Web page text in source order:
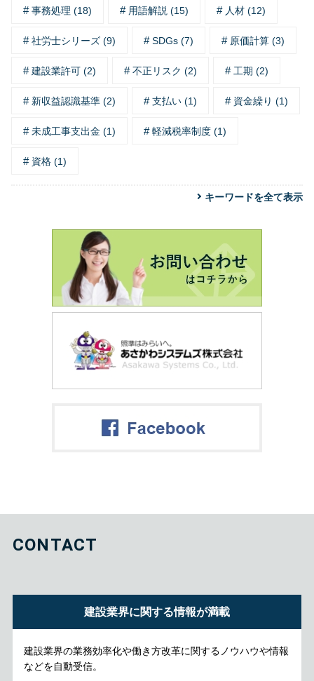
事務処理 (18) 用語解説 (15) 人材 (12)
社労士シリーズ (9) SDGs (7) 原価計算 (3)
建設業許可 (2) 不正リスク (2) 工期 (2)
新収益認識基準 (2) 支払い (1) 資金繰り (1)
未成工事支出金 (1) 軽減税率制度 (1)
資格 (1)
キーワードを全て表示
CONTACT
建設業界に関する情報が満載
建設業界の業務効率化や働き方改革に関するノウハウや情報
などを自動受信。